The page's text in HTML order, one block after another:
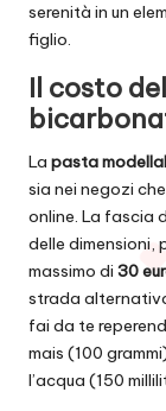
serenità in un
figlio.
Il costo
La pasta
sia nei negozi
online. La fascia
delle dimensioni,
massimo di 30
strada
fai da te
mais (100
l’acqua (150